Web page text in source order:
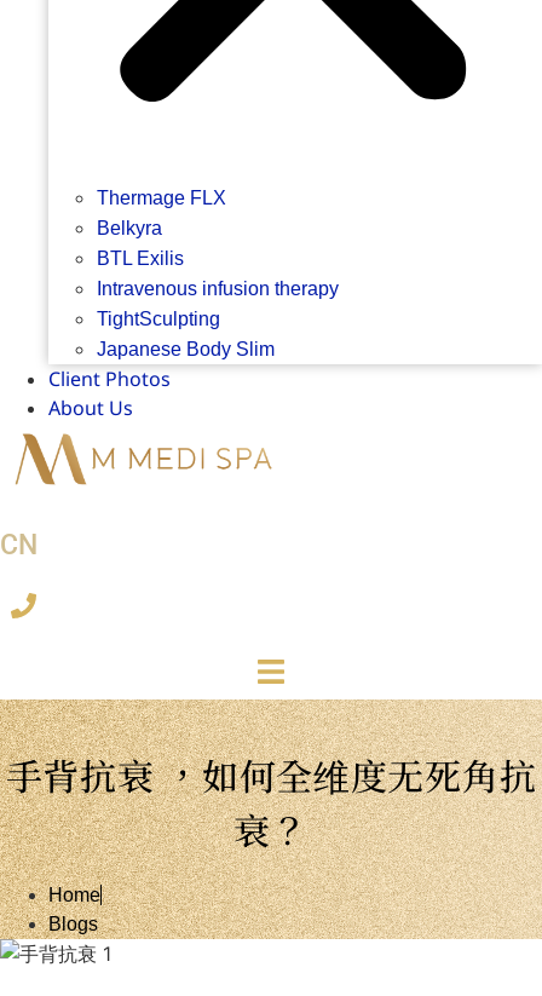
Thermage FLX
Belkyra
BTL Exilis
Intravenous infusion therapy
TightSculpting
Japanese Body Slim
Client Photos
About Us
CN
手背抗衰 ，如何全维度无死角抗
衰？
Home
Blogs